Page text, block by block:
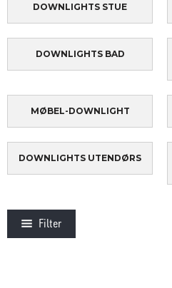
DOWNLIGHTS STUE
DOWNLIGHTS BAD
MØBEL-DOWNLIGHT
DOWNLIGHTS UTENDØRS
Filter